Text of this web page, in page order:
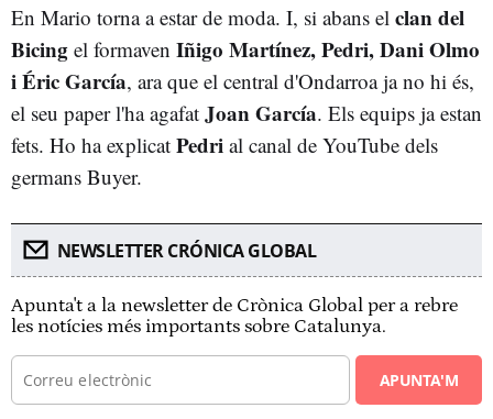
En Mario torna a estar de moda. I, si abans el clan del
Bicing el formaven Iñigo Martínez, Pedri, Dani Olmo
i Éric García, ara que el central d'Ondarroa ja no hi és,
el seu paper l'ha agafat Joan García. Els equips ja estan
fets. Ho ha explicat Pedri al canal de YouTube dels
germans Buyer.
NEWSLETTER CRÓNICA GLOBAL
Apunta't a la newsletter de Crònica Global per a rebre
les notícies més importants sobre Catalunya.
APUNTA'M